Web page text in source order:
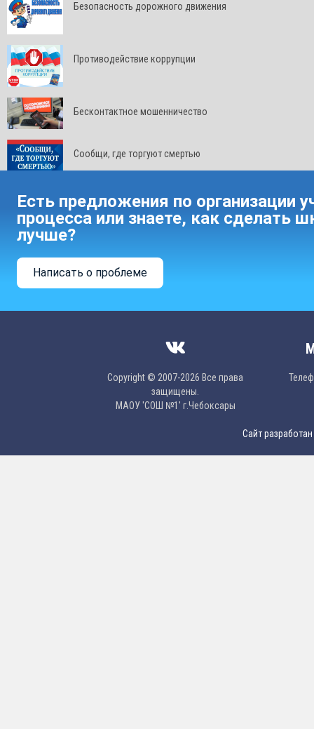
Безопасность дорожного движения
Противодействие коррупции
Бесконтактное мошенничество
Сообщи, где торгуют смертью
Есть предложения по организации
процесса или знаете, как сделать
лучше?
Написать о проблеме
Copyright © 2007-2026 Все права
защищены.
МAОУ 'CОШ №1' г.Чебоксары
Сайт